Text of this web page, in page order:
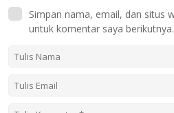
Simpan nama, email, dan situs
untuk komentar saya berikutnya.